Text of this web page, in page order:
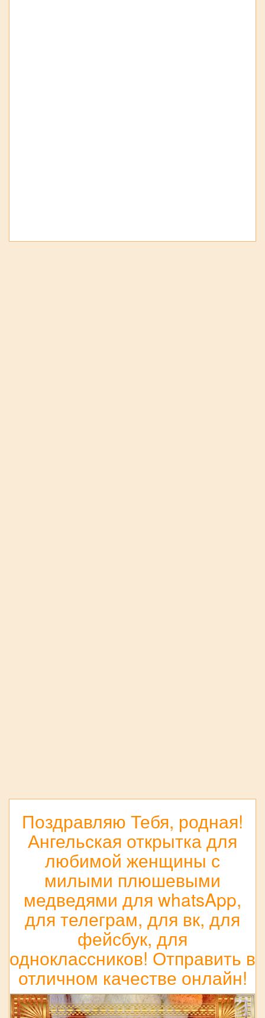
Поздравляю Тебя, родная!
Ангельская открытка для
любимой женщины с
милыми плюшевыми
медведями для whatsApp,
для телеграм, для вк, для
фейсбук, для
одноклассников! Отправить в
отличном качестве онлайн!